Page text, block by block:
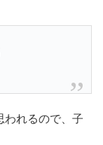
われるので、子